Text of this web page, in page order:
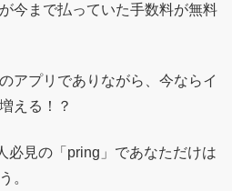
今まで払っていた手数料が無料
アプリでありながら、今ならイ
える！？
必見の「pring」であなただけは
。